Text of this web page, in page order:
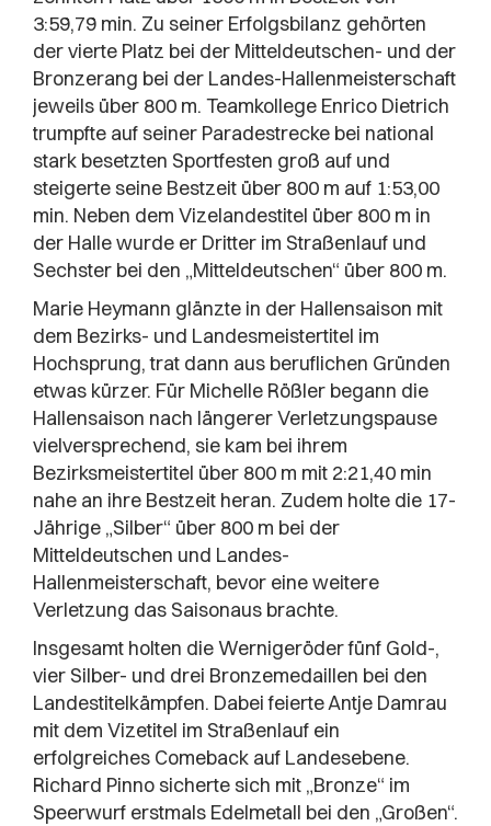
3:59,79 min. Zu seiner Erfolgsbilanz gehörten
der vierte Platz bei der Mitteldeutschen- und der
Bronzerang bei der Landes-Hallenmeisterschaft
jeweils über 800 m. Teamkollege Enrico Dietrich
trumpfte auf seiner Paradestrecke bei national
stark besetzten Sportfesten groß auf und
steigerte seine Bestzeit über 800 m auf 1:53,00
min. Neben dem Vizelandestitel über 800 m in
der Halle wurde er Dritter im Straßenlauf und
Sechster bei den „Mitteldeutschen“ über 800 m.
Marie Heymann glänzte in der Hallensaison mit
dem Bezirks- und Landesmeistertitel im
Hochsprung, trat dann aus beruflichen Gründen
etwas kürzer. Für Michelle Rößler begann die
Hallensaison nach längerer Verletzungspause
vielversprechend, sie kam bei ihrem
Bezirksmeistertitel über 800 m mit 2:21,40 min
nahe an ihre Bestzeit heran. Zudem holte die 17-
Jährige „Silber“ über 800 m bei der
Mitteldeutschen und Landes-
Hallenmeisterschaft, bevor eine weitere
Verletzung das Saisonaus brachte.
Insgesamt holten die Wernigeröder fünf Gold-,
vier Silber- und drei Bronzemedaillen bei den
Landestitelkämpfen. Dabei feierte Antje Damrau
mit dem Vizetitel im Straßenlauf ein
erfolgreiches Comeback auf Landesebene.
Richard Pinno sicherte sich mit „Bronze“ im
Speerwurf erstmals Edelmetall bei den „Großen“.